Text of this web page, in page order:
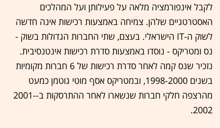
לקבל אינפורמציה מלאה על פעילותן ועל המהלכים
האסטרטגיים שלהן. צמיחה באמצעות רכישות אינה חדשה
לשוק ה-IT הישראלי. בעצם, שתי החברות הגדולות בשוק -
נס ומטריקס - נוסדו באמצעות סדרת רכישות אינטנסיבית.
נזכיר שנס קמה לאחר סדרת רכישות של 6 חברות מקומיות
בשנים 1998-2000, ובמטריקס אסף מוטי גוטמן כמעט
מהרצפה חלקי חברות שנשארו לאחר ההתרסקות ב-2001-
2002.